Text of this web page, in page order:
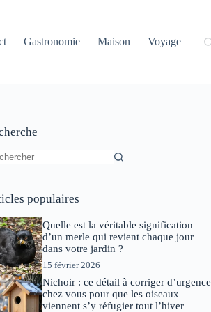
Gastronomie Maison Voyage
populaires
Quelle est la véritable signification
d’un merle qui revient chaque jour
dans votre jardin ?
15 février 2026
Nichoir : ce détail à corriger d’urgence
chez vous pour que les oiseaux
viennent s’y réfugier tout l’hiver